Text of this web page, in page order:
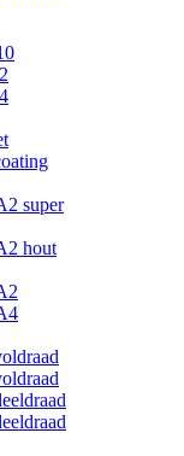
super
hout